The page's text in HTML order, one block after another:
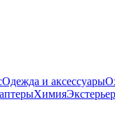
Одежда и аксессуары
ХимияЭкстерьер